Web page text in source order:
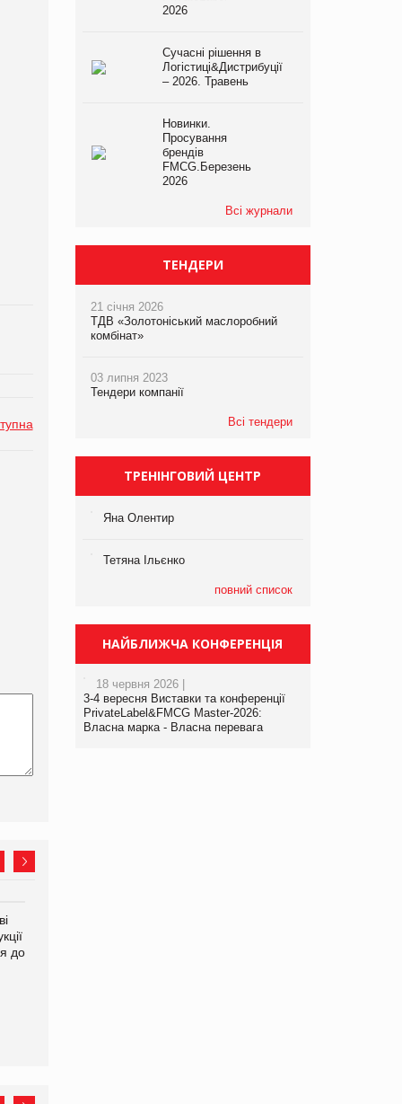
до
2026
Сучасні рішення в
Логістиці&Дистрибуції
– 2026. Травень
Новинки.
Просування
брендів
FMCG.Березень
2026
Всі журнали
ТЕНДЕРИ
21 січня 2026
ТДВ «Золотоніський маслоробний
комбінат»
03 липня 2023
Тендери компанії
Всі тендери
ТРЕНІНГОВИЙ ЦЕНТР
Яна Олентир
Тетяна Ільєнко
повний список
НАЙБЛИЖЧА КОНФЕРЕНЦІЯ
18 червня 2026 |
3-4 вересня Виставки та конференції
PrivateLabel&FMCG Master-2026:
Власна марка - Власна перевага